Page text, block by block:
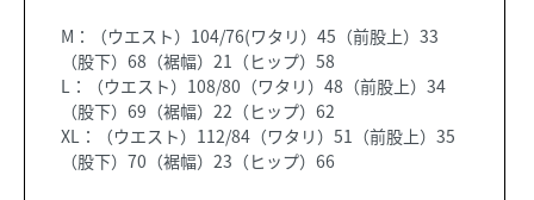
M：（ウエスト）104/76(ワタリ）45（前股上）33
（股下）68（裾幅）21（ヒップ）58
L：（ウエスト）108/80（ワタリ）48（前股上）34
（股下）69（裾幅）22（ヒップ）62
XL：（ウエスト）112/84（ワタリ）51（前股上）35
（股下）70（裾幅）23（ヒップ）66